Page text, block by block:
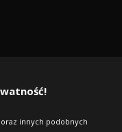
innych podobnych